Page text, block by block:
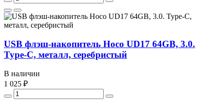
USB флэш-накопитель Hoco UD17 64GB, 3.0.
Type-C, металл, серебристый
В наличии
1 025 ₽